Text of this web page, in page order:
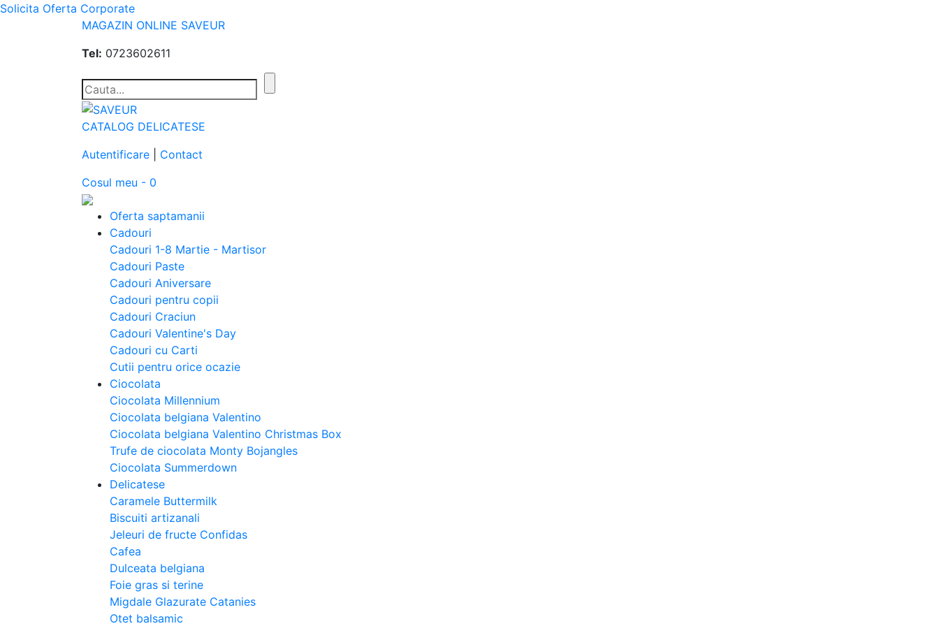
Solicita Oferta Corporate
MAGAZIN ONLINE SAVEUR
Tel: 0723602611
CATALOG DELICATESE
Autentificare
Contact
Cosul meu - 0
Oferta saptamanii
Cadouri
Cadouri 1-8 Martie - Martisor
Cadouri Paste
Cadouri Aniversare
Cadouri pentru copii
Cadouri Craciun
Cadouri Valentine's Day
Cadouri cu Carti
Cutii pentru orice ocazie
Ciocolata
Ciocolata Millennium
Ciocolata belgiana Valentino
Ciocolata belgiana Valentino Christmas Box
Trufe de ciocolata Monty Bojangles
Ciocolata Summerdown
Delicatese
Caramele Buttermilk
Biscuiti artizanali
Jeleuri de fructe Confidas
Cafea
Dulceata belgiana
Foie gras si terine
Migdale Glazurate Catanies
Otet balsamic